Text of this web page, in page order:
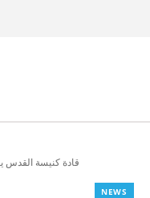
قادة كنيسة القدس
NEWS